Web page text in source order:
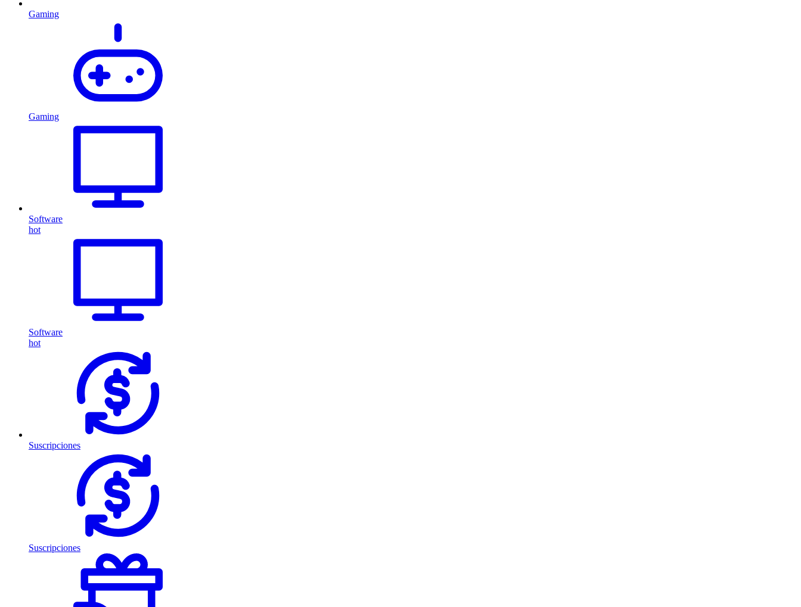
Gaming
Gaming
Software
hot
Software
hot
Suscripciones
Suscripciones